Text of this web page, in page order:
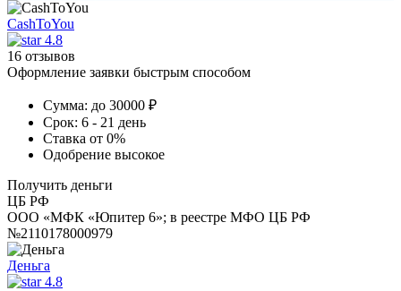
CashToYou
4.8
16 отзывов
Оформление заявки быстрым способом
Сумма: до 30000 ₽
Срок: 6 - 21 день
Ставка от 0%
Одобрение высокое
Получить деньги
ЦБ РФ
ООО «МФК «Юпитер 6»; в реестре МФО ЦБ РФ
№2110178000979
Деньга
4.8